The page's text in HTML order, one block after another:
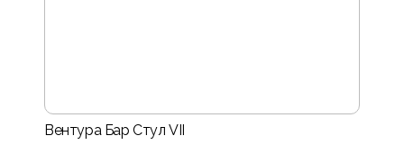
Вентура Бар Стул VII